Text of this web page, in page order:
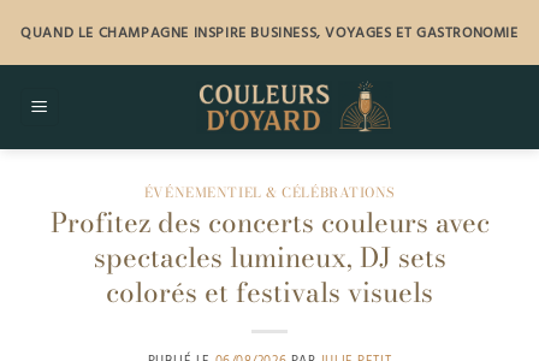
contenu
QUAND LE CHAMPAGNE INSPIRE BUSINESS, VOYAGES ET GASTRONOMIE
ÉVÉNEMENTIEL & CÉLÉBRATIONS
Profitez des concerts couleurs avec
spectacles lumineux, DJ sets
colorés et festivals visuels